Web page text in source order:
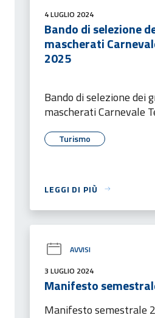
4 LUGLIO 2024
Bando di selezione
mascherati
2025
Bando di selezione dei
mascherati Carnevale
Turismo
LEGGI DI PIÙ
AVVISI
3 LUGLIO 2024
Manifesto
Manifesto semestrale